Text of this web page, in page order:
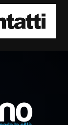
molla e
per